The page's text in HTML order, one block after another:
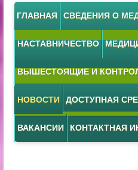
ГЛАВНАЯ СВЕДЕНИЯ О
НАСТАВНИЧЕСТВО
ВЫШЕСТОЯЩИЕ И
НОВОСТИ ДОСТУПНАЯ
ВАКАНСИИ КОНТАКТНАЯ